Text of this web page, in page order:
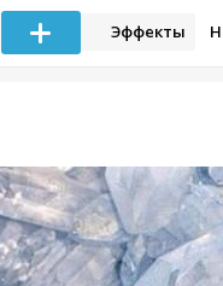
Эффекты